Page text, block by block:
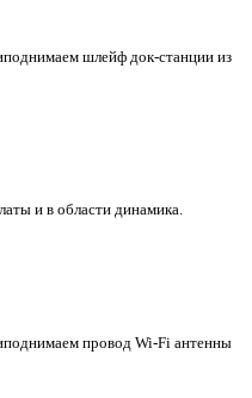
шлейф док-станции из
и в области динамика.
провод Wi-Fi антенны